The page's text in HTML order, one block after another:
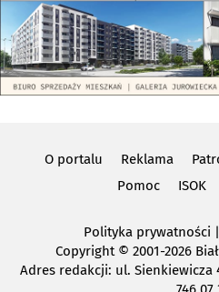
O portalu Reklama
Pomoc
ISOK
Polityka prywatności |
Copyright© 2001-2026
Adres redakcji: ul. Sienkiewicza